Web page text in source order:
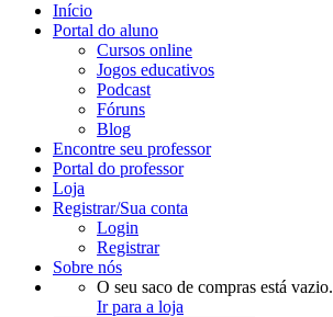
Início
Portal do aluno
Cursos online
Jogos educativos
Podcast
Fóruns
Blog
Encontre seu professor
Portal do professor
Loja
Registrar/Sua conta
Login
Registrar
Sobre nós
O seu saco de compras está vazio.
Ir para a loja